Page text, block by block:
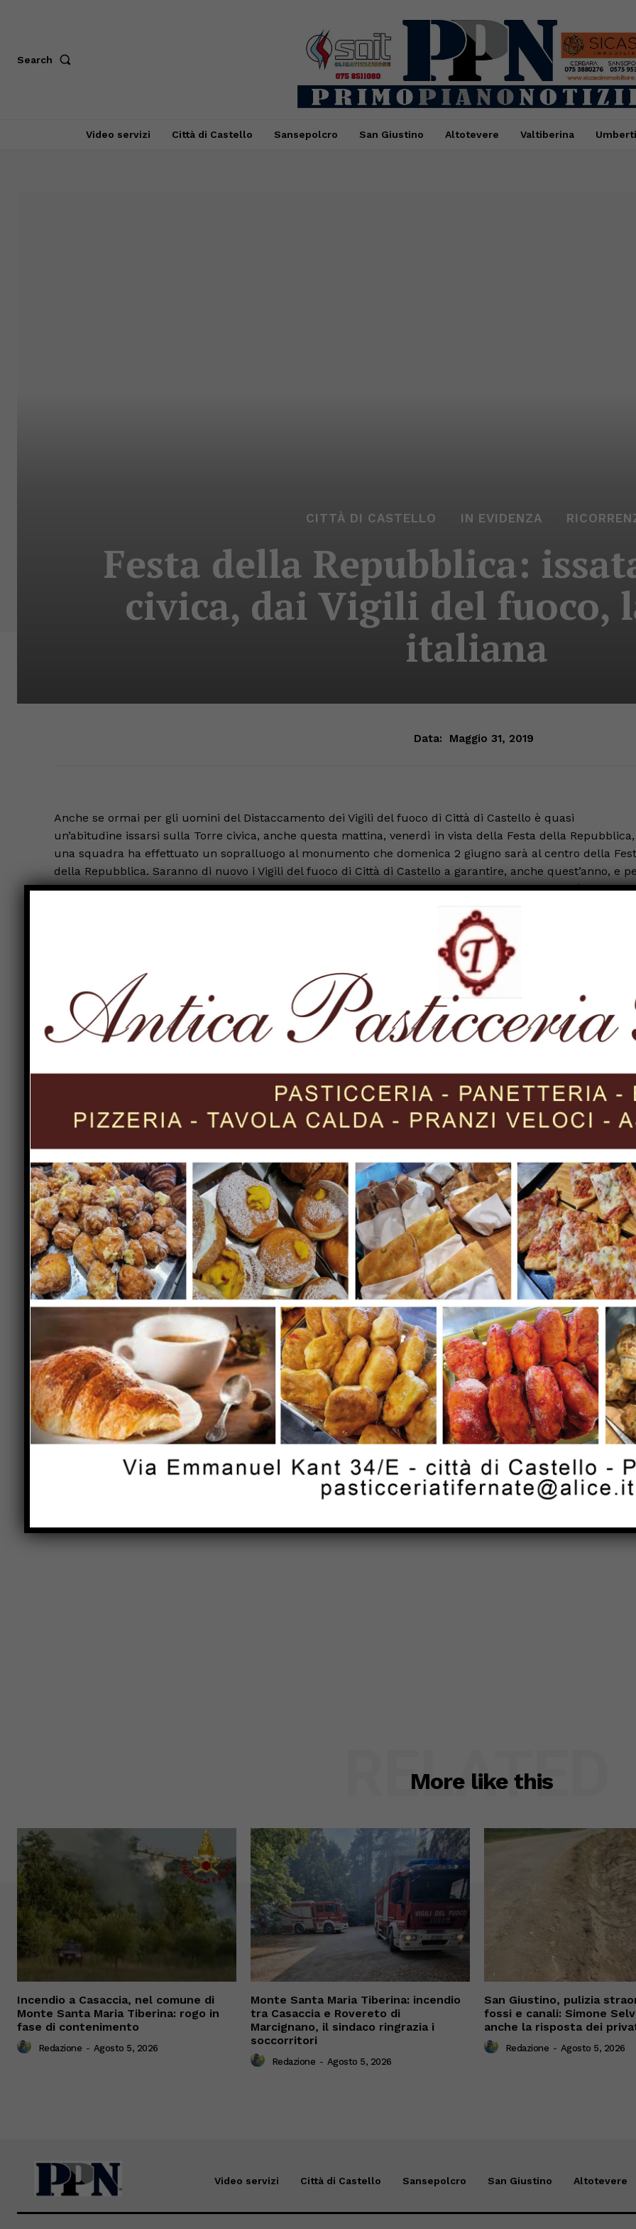
Search
Video servizi Città di Castello Sansepolcro San Giustino Altotevere Valtiberina
CITTÀ DI CASTELLO IN EVIDENZA
Festa della Repubblica:
civica, dai Vigili del fuoco,
italiana
Data: Maggio 31, 2019
Anche se ormai per gli uomini del Distaccamento dei Vigili del fuoco di Città di Castello è quasi
un’abitudine issarsi sulla Torre civica, anche questa mattina, venerdì in vista della Festa della Repubblica,
una squadra ha effettuato un sopralluogo al monumento che domenica 2 giugno sarà al centro della
della Repubblica. Saranno di nuovo i Vigili del fuoco di Città di Castello a garantire, anche quest’anno, e
la prima volta con Giuseppe Gennatiempo capo distaccamento, l’emozionante omaggio che Città di
tributa alla Repubblica Italiana, nel giorno del 73° anniversario della sua istituzione, attraverso il plebiscito
del 2 giugno 1946, in cui gli italiani scelsero per sé e per il loro Paese un regime democratico. In Piazza
Gabriotti il Tricolore tornerà a vestire la torre civica grazie ai sette professionisti delle tecniche SAF del
distaccamento dei Vigili del Fuoco tifernati, che si caleranno dalla cima della torre, srotolando il drappo
lungo la facciata principale e sotto gli occhi dei tanti cittadini che ogni 2 giugno rispondono all’appello di
Comune e Rotary Club. L’appuntamento è alle ore 21.30 quando la Filarmonica G. Puccini, diretta dal
maestro Francesco Marconi, e il Coro degli alunni dell’Istituto comprensivo Alberto Burri di Trestina,
dal maestro Francesco Banconi, entreranno in Piazza Gabriotti, scandendo le fasi della discesa del
Verso un patto educativo cittadino:
superiori di educazione civica
Eventi a Montone – Sulle tracce dei
conferenza con esperti del Medioevo
italiano 1500 visitatori al San
Francesco per l’urna contenente i resti
ossei del capitano di ventura
LEAVE A REPLY
Comment:
Name:*
Email:*
Save my name, email, and website in this browser for the next time I comment.
More like this
RELATED
Incendio a Casaccia, nel comune di
Monte Santa Maria Tiberina: rogo in
fase di contenimento
Redazione - Agosto 5, 2026
Monte Santa Maria Tiberina: incendio
tra Casaccia e Rovereto di
Marcignano, il sindaco ringrazia i
soccorritori
Redazione - Agosto 5, 2026
San Giustino, pulizia
fossi e canali: Simone
anche la risposta dei
Redazione - Agosto 5, 2026
Video servizi Città di Castello Sansepolcro San Giustino Altotevere